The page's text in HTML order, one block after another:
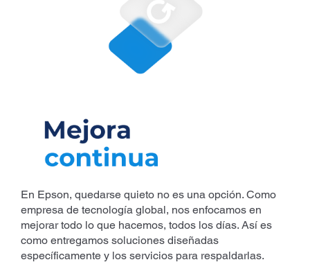
En Epson, quedarse quieto no es una opción. Como
empresa de tecnología global, nos enfocamos en
mejorar todo lo que hacemos, todos los días. Así es
como entregamos soluciones diseñadas
específicamente y los servicios para respaldarlas.